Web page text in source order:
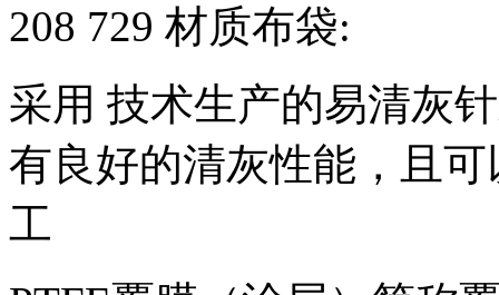
208 729 材质布袋:
采用 技术生产的易清灰
有良好的清灰性能，且
工